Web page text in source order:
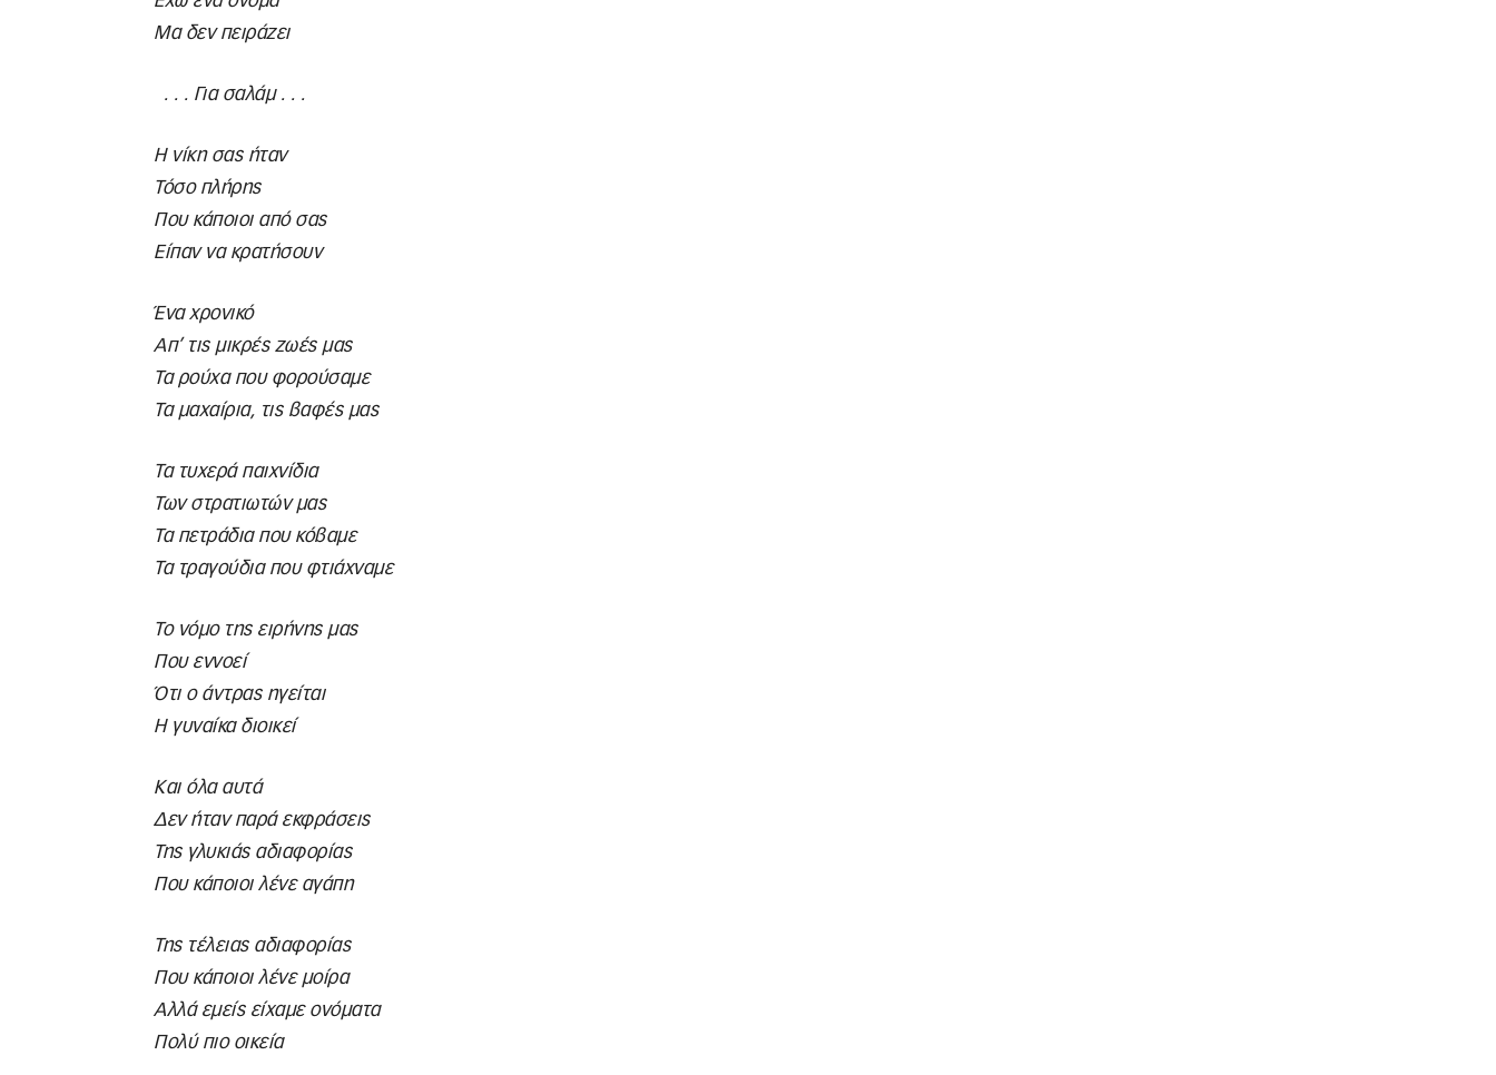
Μα δεν πειράζει
. . . Για σαλάμ . . .
Η νίκη σας ήταν
Τόσο πλήρης
Που κάποιοι από σας
Είπαν να κρατήσουν
Ένα χρονικό
Απ’ τις μικρές ζωές μας
Τα ρούχα που φορούσαμε
Τα μαχαίρια, τις βαφές μας
Τα τυχερά παιχνίδια
Των στρατιωτών μας
Τα πετράδια που κόβαμε
Τα τραγούδια που φτιάχναμε
Το νόμο της ειρήνης μας
Που εννοεί
Ότι ο άντρας ηγείται
Η γυναίκα διοικεί
Και όλα αυτά
Δεν ήταν παρά εκφράσεις
Της γλυκιάς αδιαφορίας
Που κάποιοι λένε αγάπη
Της τέλειας αδιαφορίας
Που κάποιοι λένε μοίρα
Αλλά εμείς είχαμε ονόματα
Πολύ πιο οικεία